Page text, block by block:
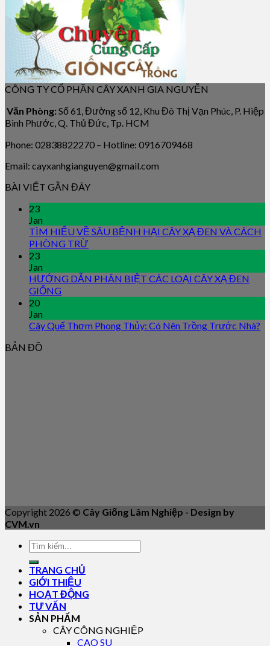
CÔNG TY CỔ PHẦN CÂY XANH GIA NGUYỄN
Văn Phòng: Số 61, Đường số 12, Khu Đô Thị Vạn Phúc, P. Hiệp
Bình Phước, Q. Thủ Đức, Tp. HCM
Phone: 02838822270 – Hotline: 0916709468
Email: cayxanhgianguyen@gmail.com
BÀI VIẾT GẦN ĐÂY
23
Jan
TÌM HIỂU VỀ SÂU BỆNH HẠI CÂY XẠ ĐEN VÀ CÁCH
PHÒNG TRỪ
23
Jan
HƯỚNG DẪN PHÂN BIỆT CÁC LOẠI CÂY XẠ ĐEN
GIỐNG
20
Jan
Cây Quế Thơm Phong Thủy: Có Nên Trồng Trước Nhà?
BẢN ĐỒ
Copyright 2026 © Cây Giống Lâm Nghiệp - Design by
CVM.vn
TRANG CHỦ
GIỚI THIỆU
HOẠT ĐỘNG
TƯ VẤN
SẢN PHẨM
CÂY CÔNG NGHIỆP
CAO SU